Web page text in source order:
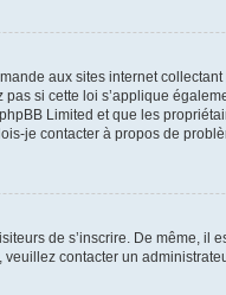
aux sites internet
si cette loi s’applique
Limited et que les
je contacter à propos de
de s’inscrire. De même,
veuillez contacter un